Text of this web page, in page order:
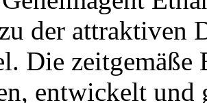
der attraktiven
Die
entwickelt und